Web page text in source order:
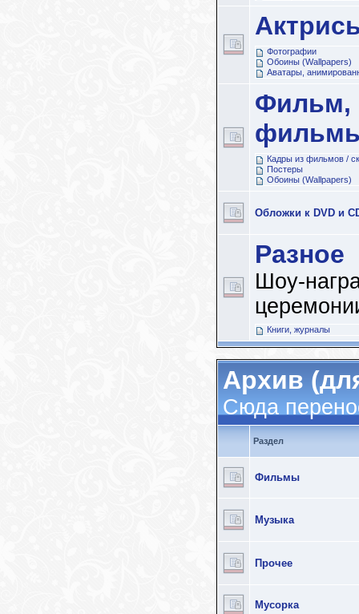
Фотографии
Обоины (Wallpapers)
Аватары,
Фильм,
Кадры из фильмов /
Постеры
Обоины (Wallpapers)
Обложки к DVD и
Разное
Шоу-
Книги, журналы
Архив
Сюда
Раздел
Фильмы
Музыка
Прочее
Мусорка